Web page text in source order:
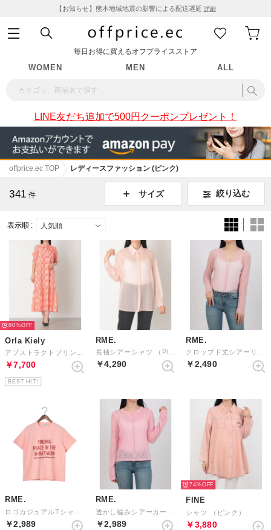
【お知らせ】熊本地域地震の影響による配送遅延 詳細
毎日お得に買えるオフプライスストア
WOMEN MEN ALL
LINE友だち追加で500円クーポンプレゼント！
offprice.ec TOP レディースファッション (ピンク)
341 件 サイズ 絞り込む
表示順 :
80%
Orla Kiely
￥7,700
BEST HIT!
RME.
￥4,290
RME.
￥2,490
RME.
￥2,989
RME.
￥2,989
74%
FINE
シャツ （ピンク）
￥3,880